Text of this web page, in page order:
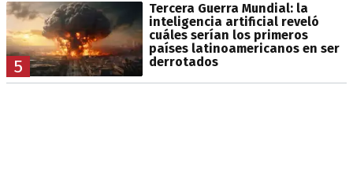
5
Tercera Guerra Mundial: la
inteligencia artificial reveló
cuáles serían los primeros
países latinoamericanos en ser
derrotados